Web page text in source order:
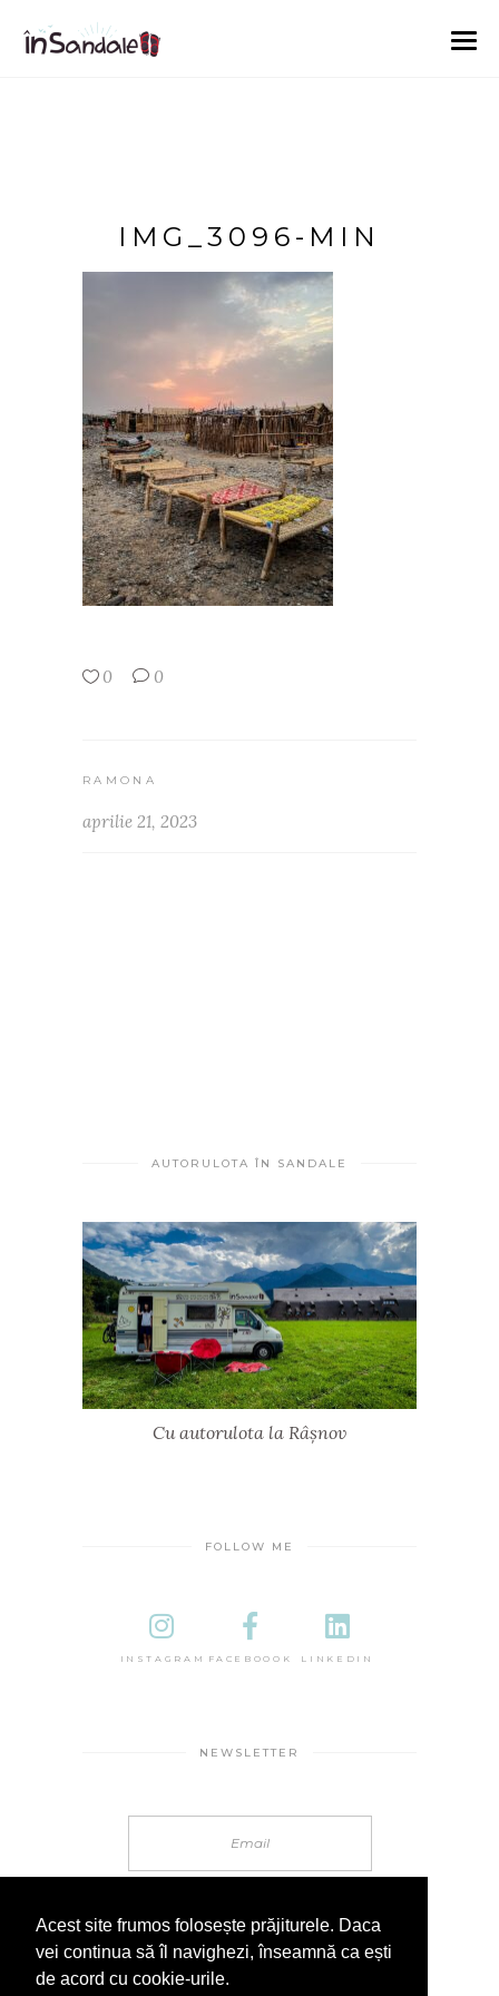
IMG_3096-MIN
0 0
RAMONA
aprilie 21, 2023
AUTORULOTA ÎN SANDALE
Cu autorulota la Râșnov
FOLLOW ME
INSTAGRAM FACEBOOOK LINKEDIN
NEWSLETTER
Acest site frumos folosește prăjiturele. Daca
vei continua să îl navighezi, înseamnă ca ești
de acord cu cookie-urile.